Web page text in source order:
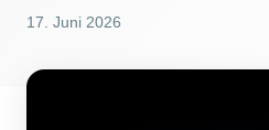
17. Juni 2026